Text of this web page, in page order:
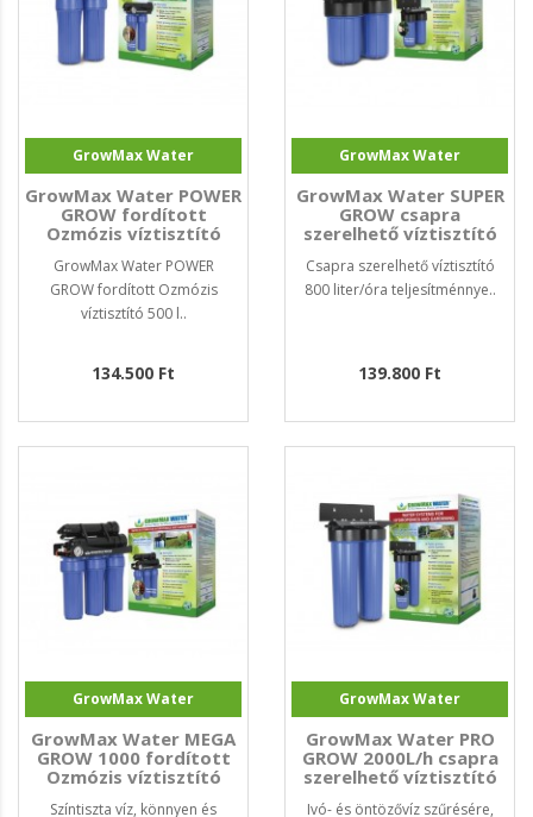
GrowMax Water
GrowMax Water POWER
GROW fordított
Ozmózis víztisztító
GrowMax Water POWER
GROW fordított Ozmózis
víztisztító 500 l..
134.500 Ft
GrowMax Water
GrowMax Water SUPER
GROW csapra
szerelhető víztisztító
Csapra szerelhető víztisztító
800 liter/óra teljesítménnye..
139.800 Ft
GrowMax Water
GrowMax Water MEGA
GROW 1000 fordított
Ozmózis víztisztító
Színtiszta víz, könnyen és
GrowMax Water
GrowMax Water PRO
GROW 2000L/h csapra
szerelhető víztisztító
Ivó- és öntözővíz szűrésére,